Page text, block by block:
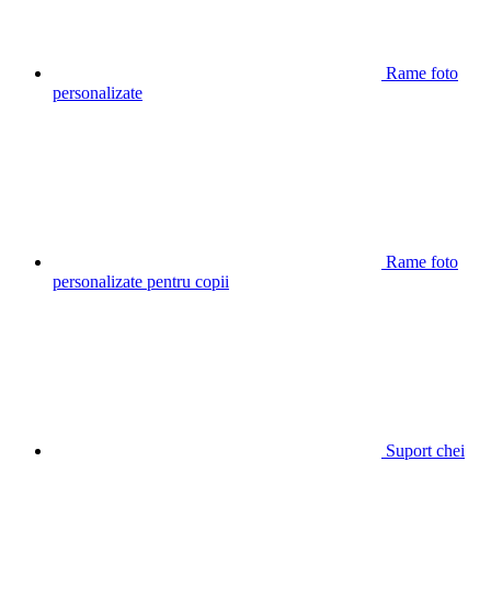
Rame foto
personalizate
Rame foto
personalizate pentru copii
Suport chei